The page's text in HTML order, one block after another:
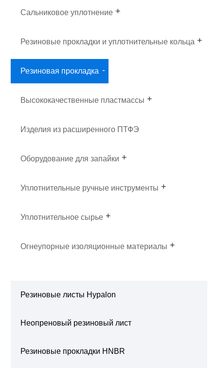
Сальниковое уплотнение
Резиновые прокладки и уплотнительные кольца
Резиновая прокладка
Высококачественные пластмассы
Изделия из расширенного ПТФЭ
Оборудование для запайки
Уплотнительные ручные инструменты
Уплотнительное сырье
Огнеупорные изоляционные материалы
Резиновые листы Hypalon
Неопреновый резиновый лист
Резиновые прокладки HNBR